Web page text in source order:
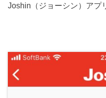
Joshin（ジョーシン）アプ